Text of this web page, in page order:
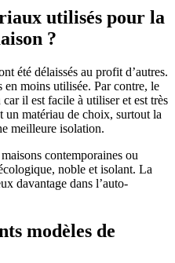
utilisés pour la
?
été délaissés au profit d’autres.
moins utilisée. Par contre, le
il est facile à utiliser et est très
un matériau de choix, surtout la
meilleure isolation.
contemporaines ou
noble et isolant. La
davantage dans l’auto-
modèles de